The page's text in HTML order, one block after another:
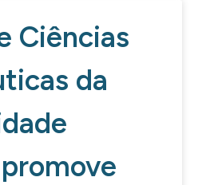
Ciências
da